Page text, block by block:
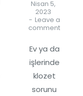
Nisan 5,
2023
Leave a
comment
Ev ya da
işlerinde
klozet
sorunu